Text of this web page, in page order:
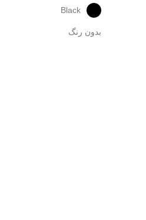
Black
بدون رنگ